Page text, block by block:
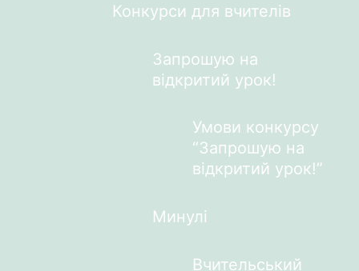
Конкурси для вчителів
Запрошую на
відкритий урок!
Умови конкурсу
“Запрошую на
відкритий урок!”
Минулі
Вчительський